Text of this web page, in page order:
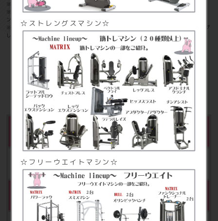
※1：入会時のみお支払いが必要となります。
※2：ご利用開始月より3ヶ月目にかかります。その後1年ごとに施設メ
ンテナンス料が毎年発生します。
※3：FIT365アプリをダウンロード後に1Day Pass購入/利用をタップ
します。必要事項を入力し1Day Passチケットを購入してください。
オプション料金
契約ロッカー
月額 500円（税込550円）
契約ロッカー（大）
☆ストレングスマシン☆
☆フリーウエイトマシン☆